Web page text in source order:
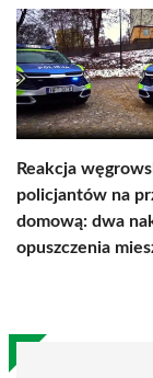
Reakcja
policjantów na
domową: dwa
opuszczenia